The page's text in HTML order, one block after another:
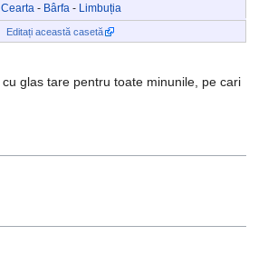
Cearta - Bârfa - Limbuția
Editați această casetă
glas tare pentru toate minunile, pe cari